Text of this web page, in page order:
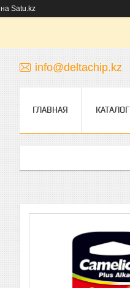
на Satu.kz
info@deltachip.kz
ГЛАВНАЯ КАТАЛОГ